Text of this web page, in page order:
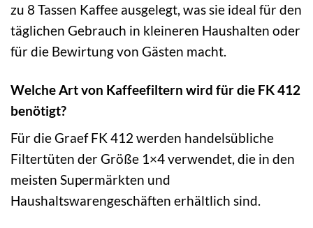
zu 8 Tassen Kaffee ausgelegt, was sie ideal für den
täglichen Gebrauch in kleineren Haushalten oder
für die Bewirtung von Gästen macht.
Welche Art von Kaffeefiltern wird für die FK 412
benötigt?
Für die Graef FK 412 werden handelsübliche
Filtertüten der Größe 1×4 verwendet, die in den
meisten Supermärkten und
Haushaltswarengeschäften erhältlich sind.